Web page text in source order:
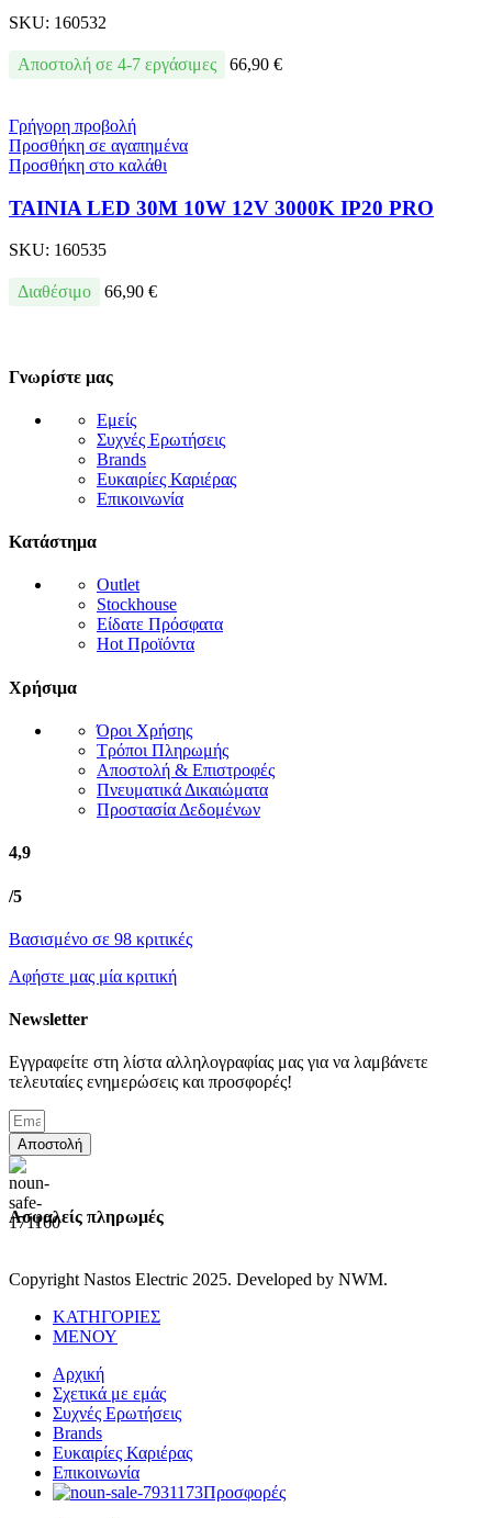
SKU: 160532
Αποστολή σε 4-7 εργάσιμες 66,90 €
Γρήγορη προβολή
Προσθήκη σε αγαπημένα
Προσθήκη στο καλάθι
ΤΑΙΝΙΑ LED 30M 10W 12V 3000K IP20 PRO
SKU: 160535
Διαθέσιμο 66,90 €
Γνωρίστε μας
Εμείς
Συχνές Ερωτήσεις
Brands
Ευκαιρίες Καριέρας
Επικοινωνία
Κατάστημα
Outlet
Stockhouse
Είδατε Πρόσφατα
Hot Προϊόντα
Χρήσιμα
Όροι Χρήσης
Τρόποι Πληρωμής
Αποστολή & Επιστροφές
Πνευματικά Δικαιώματα
Προστασία Δεδομένων
4,9
/5
Βασισμένο σε 98 κριτικές
Αφήστε μας μία κριτική
Newsletter
Εγγραφείτε στη λίστα αλληλογραφίας μας για να λαμβάνετε
τελευταίες ενημερώσεις και προσφορές!
Αποστολή
Ασφαλείς πληρωμές
Copyright Nastos Electric 2025. Developed by NWM.
ΚΑΤΗΓΟΡΙΕΣ
ΜΕΝΟΥ
Αρχική
Σχετικά με εμάς
Συχνές Ερωτήσεις
Brands
Ευκαιρίες Καριέρας
Επικοινωνία
Προσφορές